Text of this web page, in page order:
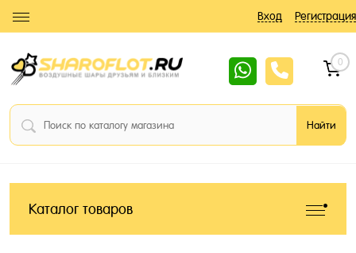
Вход Регистрация
0
Каталог товаров